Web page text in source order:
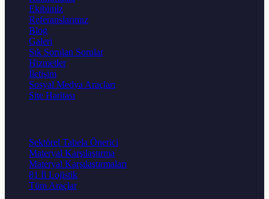
Ekibimiz
Referanslarımız
Blog
Galeri
Sık Sorulan Sorular
Hizmetler
İletişim
Sosyal Medya Araçları
Site Haritası
Sektörel Tabela Önerici
Materyal Karşılaştırma
Materyal Karşılaştırmaları
81 İl Lojistik
Tüm Araçlar